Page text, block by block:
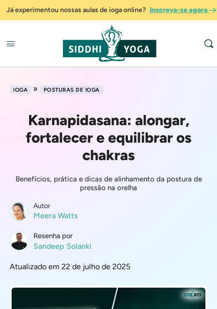
Já experimentou nossas aulas de ioga online? Inscreva-se agora
IOGA » POSTURAS DE IOGA
Karnapidasana: alongar,
fortalecer e equilibrar os
chakras
Benefícios, prática e dicas de alinhamento da postura de
pressão na orelha
Autor
Meera Watts
Resenha por
Sandeep Solanki
Atualizado em 22 de julho de 2025